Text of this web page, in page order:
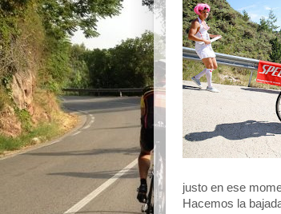
justo en ese
Hacemos la